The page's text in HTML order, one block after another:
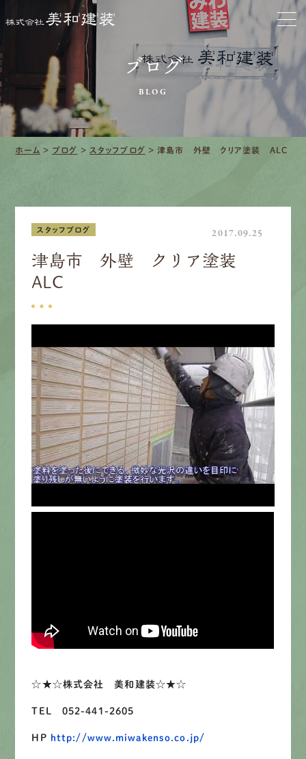
お家をきれいに
会社をきれいに
クリーニング
施工事例
会社案内
採用情報
先輩インタビュー
エントリー
有資格者が、無料建物診断いたします!!
0120-44-2605
LINEでお手軽相談
ブログ
BLOG
ホーム > ブログ > スタッフブログ >津島市 外壁 クリア塗装 ALC
スタッフブログ 2017.09.25
津島市 外壁 クリア塗装
ALC
☆★☆株式会社 美和建装☆★☆
TEL 052-441-2605
HP http://www.miwakenso.co.jp/